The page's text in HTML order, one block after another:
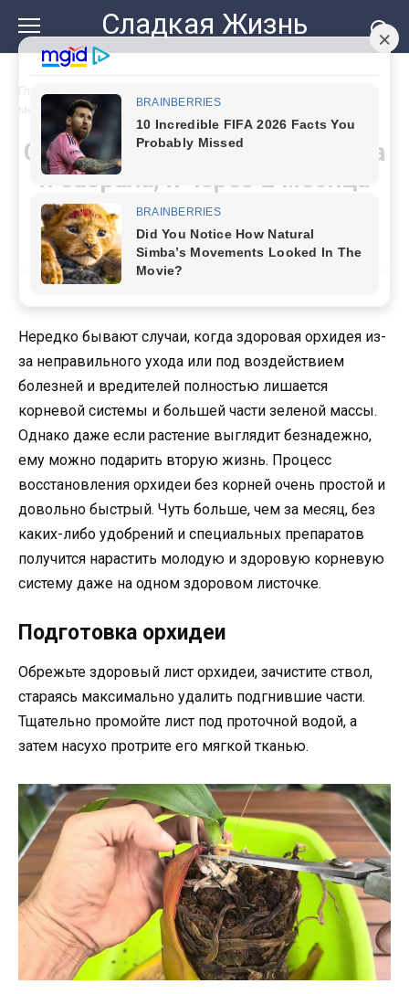
контенту
Сладкая Жизнь
месяца вернула ей здоровый цветок
Соседка выкинула орхидею, а
я забрала, и через 2 месяца
вернула ей здоровый цветок
Нередко бывают случаи, когда здоровая орхидея из-
за неправильного ухода или под воздействием
болезней и вредителей полностью лишается
корневой системы и большей части зеленой массы.
Однако даже если растение выглядит безнадежно,
ему можно подарить вторую жизнь. Процесс
восстановления орхидеи без корней очень простой и
довольно быстрый. Чуть больше, чем за месяц, без
каких-либо удобрений и специальных препаратов
получится нарастить молодую и здоровую корневую
систему даже на одном здоровом листочке.
Подготовка орхидеи
Обрежьте здоровый лист орхидеи, зачистите ствол,
стараясь максимально удалить подгнившие части.
Тщательно промойте лист под проточной водой, а
затем насухо протрите его мягкой тканью.